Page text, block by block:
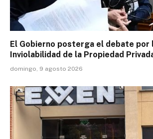
El Gobierno posterga el debate por
Inviolabilidad de la Propiedad
domingo, 9 agosto 2026